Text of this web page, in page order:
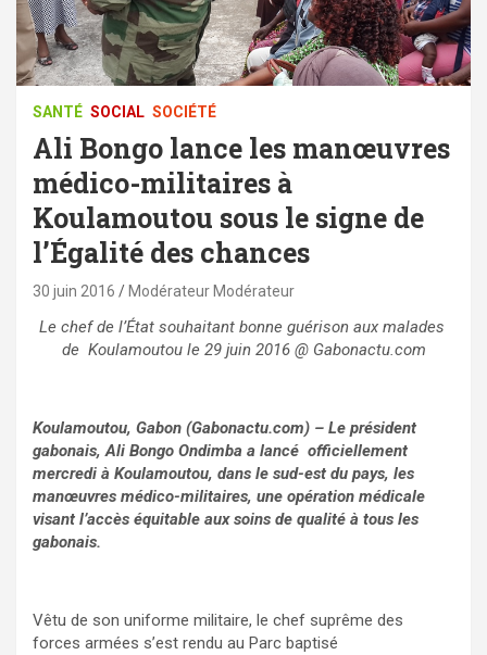
SANTÉ SOCIAL SOCIÉTÉ
Ali Bongo lance les manœuvres
médico-militaires à
Koulamoutou sous le signe de
l’Égalité des chances
30 juin 2016 Modérateur Modérateur
Le chef de l’État souhaitant bonne guérison aux malades
de Koulamoutou le 29 juin 2016 @ Gabonactu.com
Koulamoutou, Gabon (Gabonactu.com) – Le président
gabonais, Ali Bongo Ondimba a lancé officiellement
mercredi à Koulamoutou, dans le sud-est du pays, les
manœuvres médico-militaires, une opération médicale
visant l’accès équitable aux soins de qualité à tous les
gabonais.
Vêtu de son uniforme militaire, le chef suprême des
forces armées s’est rendu au Parc baptisé